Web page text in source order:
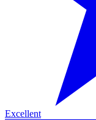
Excellent